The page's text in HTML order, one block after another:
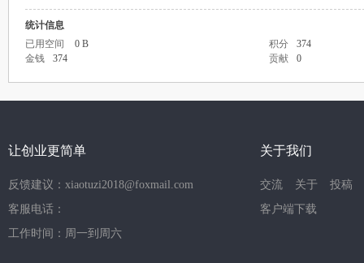
统计信息
已用空间
0 B 积分
374
金钱
374 贡献 0
让创业更简单
反馈建议：xiaotuzi2018@foxmail.com
客服电话：
工作时间：周一到周六
关于我们
交流 关于
投稿
客户端下载